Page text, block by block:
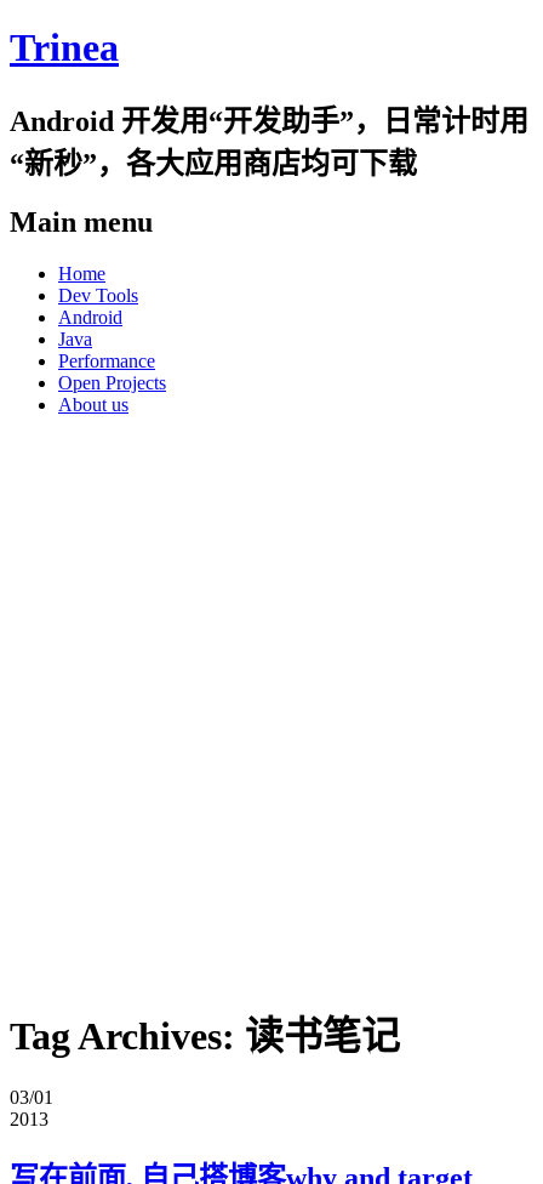
Trinea
Android 开发用“开发助手”，日常计时用
“新秒”，各大应用商店均可下载
Main menu
Skip
content
Home
Dev Tools
Android
Java
Performance
Open Projects
About us
Tag Archives: 读书笔记
03/01
2013